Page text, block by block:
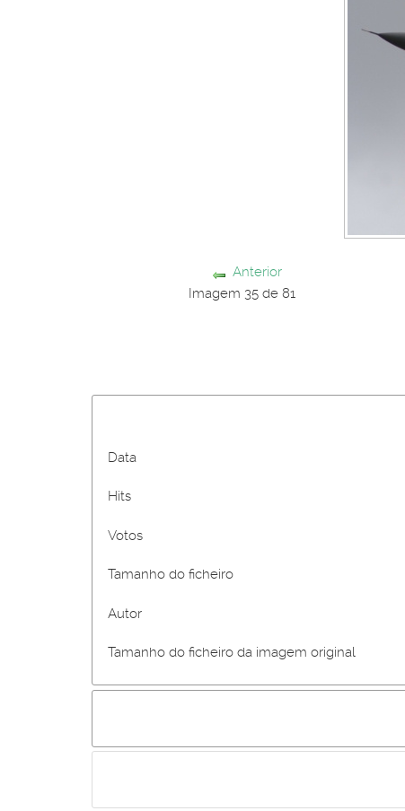
Anterior
Imagem 35 de 81
Data
Hits
Votos
Tamanho do ficheiro
Autor
Tamanho do ficheiro da imagem original